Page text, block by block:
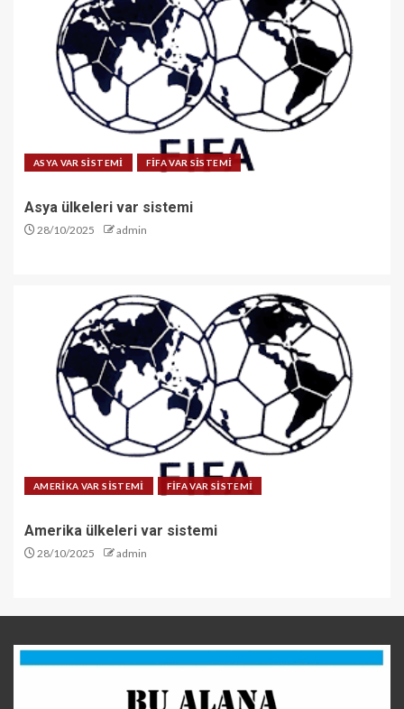
ASYA VAR SİSTEMİ FİFA VAR SİSTEMİ
Asya ülkeleri var sistemi
28/10/2025 admin
AMERİKA VAR SİSTEMİ FİFA VAR SİSTEMİ
Amerika ülkeleri var sistemi
28/10/2025 admin